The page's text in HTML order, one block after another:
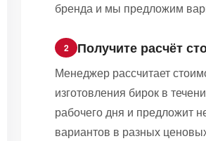
бренда и мы предложим
2 Получите расчёт
Менеджер рассчитает
изготовления бирок в
рабочего дня и предложит
вариантов в разных